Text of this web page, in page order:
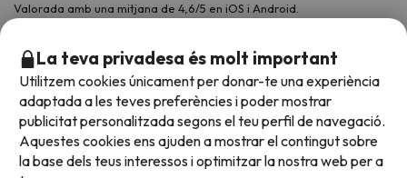
Valorada amb una mitjana de 4,6/5 en iOS i Android.
La teva privadesa és molt important
Utilitzem cookies únicament per donar-te una experiència
adaptada a les teves preferències i poder mostrar
publicitat personalitzada segons el teu perfil de navegació.
Aquestes cookies ens ajuden a mostrar el contingut sobre
la base dels teus interessos i optimitzar la nostra web per a